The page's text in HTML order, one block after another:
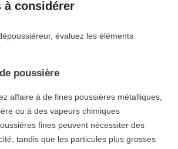
à considérer
évaluez les éléments
poussière
affaire à de fines poussières métalliques,
ou à des vapeurs chimiques
fines peuvent nécessiter des
tandis que les particules plus grosses